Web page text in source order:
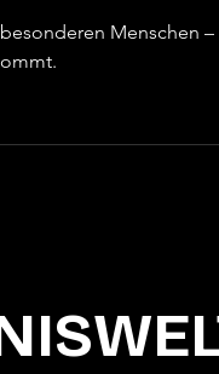
Menschen